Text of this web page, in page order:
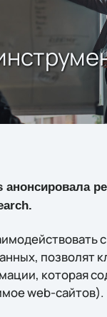
анонсировала
позволят
которая
web-сайтов).